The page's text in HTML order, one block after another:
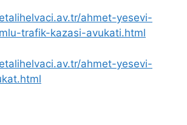
ahmet-yesevi-
trafik-kazasi-avukati.html
ahmet-yesevi-